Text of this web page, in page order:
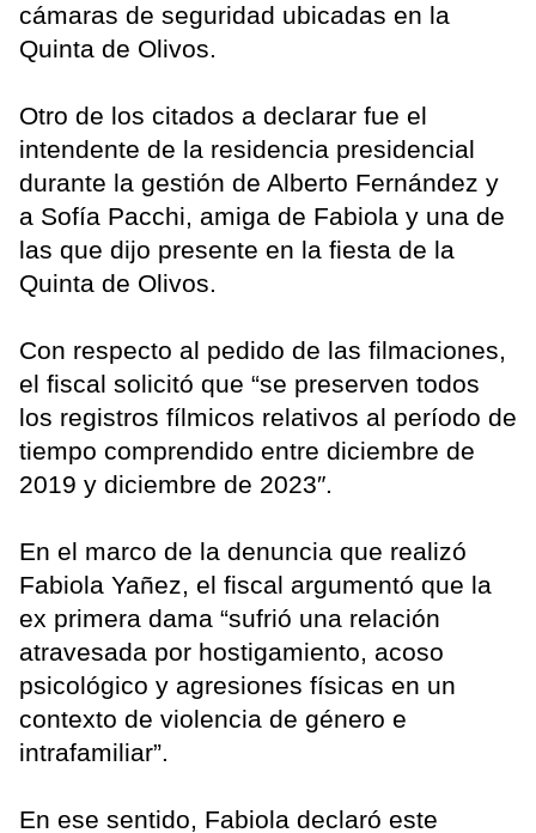
cámaras de seguridad ubicadas en la
Quinta de Olivos.
Otro de los citados a declarar fue el
intendente de la residencia presidencial
durante la gestión de Alberto Fernández y
a Sofía Pacchi, amiga de Fabiola y una de
las que dijo presente en la fiesta de la
Quinta de Olivos.
Con respecto al pedido de las filmaciones,
el fiscal solicitó que “se preserven todos
los registros fílmicos relativos al período de
tiempo comprendido entre diciembre de
2019 y diciembre de 2023″.
En el marco de la denuncia que realizó
Fabiola Yañez, el fiscal argumentó que la
ex primera dama “sufrió una relación
atravesada por hostigamiento, acoso
psicológico y agresiones físicas en un
contexto de violencia de género e
intrafamiliar”.
En ese sentido, Fabiola declaró este